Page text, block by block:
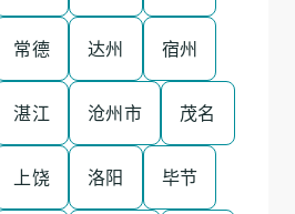
常德 达州 宿州
湛江 沧州市 茂名
上饶 洛阳 毕节